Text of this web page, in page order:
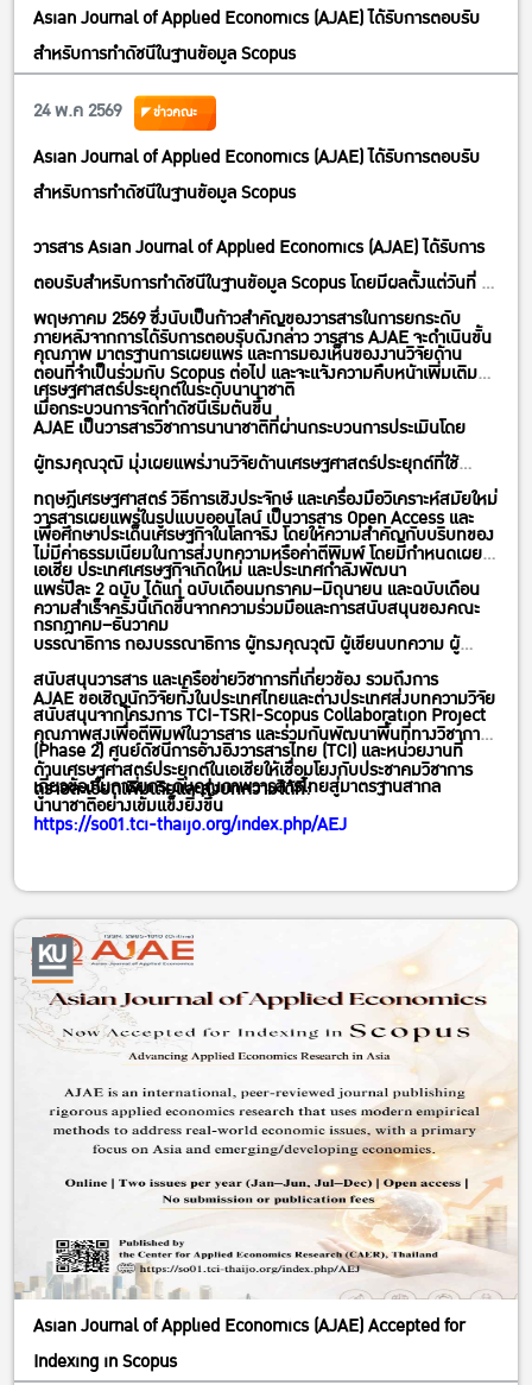
Asian Journal of Applied Economics (AJAE) ได้รับการตอบรับ
สำหรับการทำดัชนีในฐานข้อมูล Scopus
24 พ.ค 2569
ข่าวคณะ
Asian Journal of Applied Economics (AJAE) ได้รับการตอบรับ
สำหรับการทำดัชนีในฐานข้อมูล Scopus
วารสาร Asian Journal of Applied Economics (AJAE) ได้รับการ
ตอบรับสำหรับการทำดัชนีในฐานข้อมูล Scopus โดยมีผลตั้งแต่วันที่ 23
พฤษภาคม 2569 ซึ่งนับเป็นก้าวสำคัญของวารสารในการยกระดับ
คุณภาพ มาตรฐานการเผยแพร่ และการมองเห็นของงานวิจัยด้าน
เศรษฐศาสตร์ประยุกต์ในระดับนานาชาติ
ภายหลังจากการได้รับการตอบรับดังกล่าว วารสาร AJAE จะดำเนินขั้น
ตอนที่จำเป็นร่วมกับ Scopus ต่อไป และจะแจ้งความคืบหน้าเพิ่มเติม
เมื่อกระบวนการจัดทำดัชนีเริ่มต้นขึ้น
AJAE เป็นวารสารวิชาการนานาชาติที่ผ่านกระบวนการประเมินโดย
ผู้ทรงคุณวุฒิ มุ่งเผยแพร่งานวิจัยด้านเศรษฐศาสตร์ประยุกต์ที่ใช้
ทฤษฎีเศรษฐศาสตร์ วิธีการเชิงประจักษ์ และเครื่องมือวิเคราะห์สมัยใหม่
เพื่อศึกษาประเด็นเศรษฐกิจในโลกจริง โดยให้ความสำคัญกับบริบทของ
เอเชีย ประเทศเศรษฐกิจเกิดใหม่ และประเทศกำลังพัฒนา
วารสารเผยแพร่ในรูปแบบออนไลน์ เป็นวารสาร Open Access และ
ไม่มีค่าธรรมเนียมในการส่งบทความหรือค่าตีพิมพ์ โดยมีกำหนดเผย
แพร่ปีละ 2 ฉบับ ได้แก่ ฉบับเดือนมกราคม–มิถุนายน และฉบับเดือน
กรกฎาคม–ธันวาคม
ความสำเร็จครั้งนี้เกิดขึ้นจากความร่วมมือและการสนับสนุนของคณะ
บรรณาธิการ กองบรรณาธิการ ผู้ทรงคุณวุฒิ ผู้เขียนบทความ ผู้
สนับสนุนวารสาร และเครือข่ายวิชาการที่เกี่ยวข้อง รวมถึงการ
สนับสนุนจากโครงการ TCI-TSRI-Scopus Collaboration Project
(Phase 2) ศูนย์ดัชนีการอ้างอิงวารสารไทย (TCI) และหน่วยงานที่
เกี่ยวข้องในการยกระดับคุณภาพวารสารไทยสู่มาตรฐานสากล
AJAE ขอเชิญนักวิจัยทั้งในประเทศไทยและต่างประเทศส่งบทความวิจัย
คุณภาพสูงเพื่อตีพิมพ์ในวารสาร และร่วมกันพัฒนาพื้นที่ทางวิชาการ
ด้านเศรษฐศาสตร์ประยุกต์ในเอเชียให้เชื่อมโยงกับประชาคมวิชาการ
นานาชาติอย่างเข้มแข็งยิ่งขึ้น
ดูรายละเอียดเพิ่มเติมและส่งบทความได้ที่:
https://so01.tci-thaijo.org/index.php/AEJ
Asian Journal of Applied Economics (AJAE) Accepted for
Indexing in Scopus